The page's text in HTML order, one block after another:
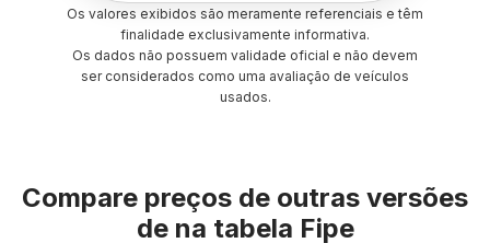
Os valores exibidos são meramente referenciais e têm
finalidade exclusivamente informativa.
Os dados não possuem validade oficial e não devem
ser considerados como uma avaliação de veículos
usados.
Compare preços de outras versões
de na tabela Fipe